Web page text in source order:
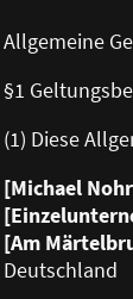
Allgemeine
§1
(1) Diese
[Michael
[Am
Deutschland